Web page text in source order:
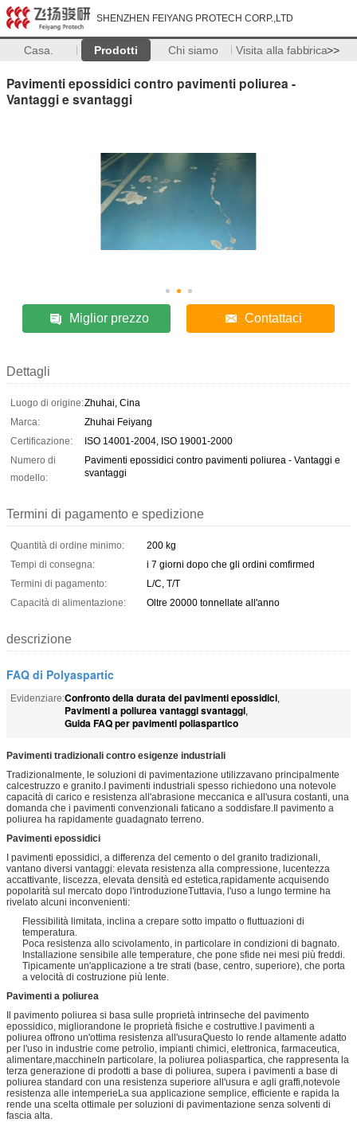
SHENZHEN FEIYANG PROTECH CORP.,LTD
Casa. Prodotti Chi siamo Visita alla fabbrica>>
Pavimenti epossidici contro pavimenti poliurea -
Vantaggi e svantaggi
Miglior prezzo Contattaci
Dettagli
Luogo di origine:Zhuhai, Cina
Marca:
Zhuhai Feiyang
Certificazione:
ISO 14001-2004, ISO 19001-2000
Numero di
modello:
Pavimenti epossidici contro pavimenti poliurea - Vantaggi e
svantaggi
Termini di pagamento e spedizione
Quantità di ordine minimo:
200 kg
Tempi di consegna:
i 7 giorni dopo che gli ordini comfirmed
Termini di pagamento:
L/C, T/T
Capacità di alimentazione:
Oltre 20000 tonnellate all'anno
descrizione
FAQ di Polyaspartic
Evidenziare:Confronto della durata dei pavimenti epossidici,
Pavimenti a poliurea vantaggi svantaggi,
Guida FAQ per pavimenti poliaspartico
Pavimenti tradizionali contro esigenze industriali
Tradizionalmente, le soluzioni di pavimentazione utilizzavano principalmente
calcestruzzo e granito.I pavimenti industriali spesso richiedono una notevole
capacità di carico e resistenza all'abrasione meccanica e all'usura costanti, una
domanda che i pavimenti convenzionali faticano a soddisfare.Il pavimento a
poliurea ha rapidamente guadagnato terreno.
Pavimenti epossidici
I pavimenti epossidici, a differenza del cemento o del granito tradizionali,
vantano diversi vantaggi: elevata resistenza alla compressione, lucentezza
accattivante, liscezza, elevata densità ed estetica,rapidamente acquisendo
popolarità sul mercato dopo l'introduzioneTuttavia, l'uso a lungo termine ha
rivelato alcuni inconvenienti:
Flessibilità limitata, inclina a crepare sotto impatto o fluttuazioni di
temperatura.
Poca resistenza allo scivolamento, in particolare in condizioni di bagnato.
Installazione sensibile alle temperature, che pone sfide nei mesi più freddi.
Tipicamente un'applicazione a tre strati (base, centro, superiore), che porta
a velocità di costruzione più lente.
Pavimenti a poliurea
Il pavimento poliurea si basa sulle proprietà intrinseche del pavimento
epossidico, migliorandone le proprietà fisiche e costruttive.I pavimenti a
poliurea offrono un'ottima resistenza all'usuraQuesto lo rende altamente adatto
per l'uso in industrie come petrolio, impianti chimici, elettronica, farmaceutica,
alimentare,macchineIn particolare, la poliurea poliaspartica, che rappresenta la
terza generazione di prodotti a base di poliurea, supera i pavimenti a base di
poliurea standard con una resistenza superiore all'usura e agli graffi,notevole
resistenza alle intemperieLa sua applicazione semplice, efficiente e rapida la
rende una scelta ottimale per soluzioni di pavimentazione senza solventi di
fascia alta.